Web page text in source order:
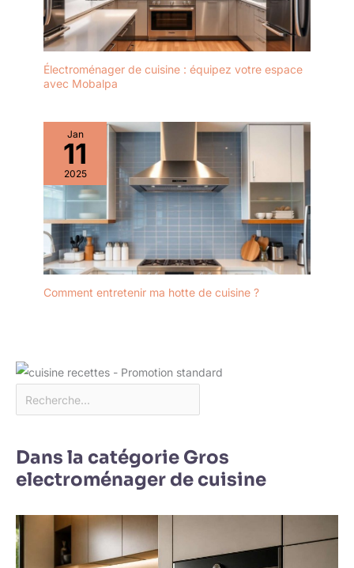
Électroménager de cuisine : équipez votre espace
avec Mobalpa
Jan
11
2025
Comment entretenir ma hotte de cuisine ?
Dans la catégorie Gros
electroménager de cuisine